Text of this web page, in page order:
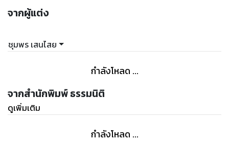
จากผู้แต่ง
ชุมพร เสนไสย
กำลังโหลด ...
จากสำนักพิมพ์ ธรรมนิติ
ดูเพิ่มเติม
กำลังโหลด ...